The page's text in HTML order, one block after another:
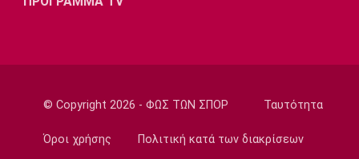
Ίντερ
Μπορούσια
Ντόρτμουντ
Παρί Σεν
Ζερμέν
Μαρσέιγ
© Copyright 2026 - ΦΩΣ ΤΩΝ ΣΠΟΡ Ταυτότητα
Όροι χρήσης Πολιτική κατά των διακρίσεων